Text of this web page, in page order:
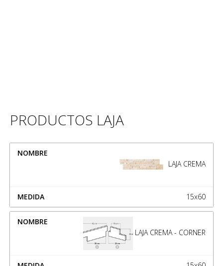
PRODUCTOS LAJA
NOMBRE
LAJA CREMA
15x60
LAJA CREMA - CORNER